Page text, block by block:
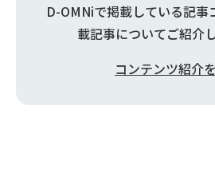
D-OMNiで掲載している記事
載記事についてご紹介
コンテンツ紹介